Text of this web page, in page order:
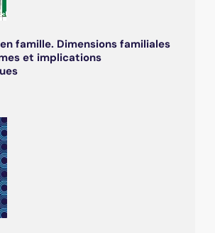
famille. Dimensions familiales
et implications